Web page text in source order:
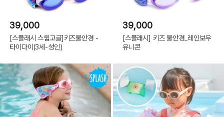
39,000
[스플래시 스윔고글]키즈물안경 -
타이다이(3세-성인)
39,000
[스플래시] 키즈 물안경_레인보우
유니콘